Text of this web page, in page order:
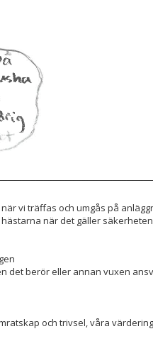
vi träffas och umgås på
när det gäller säkerheten
det berör eller annan vuxen
och trivsel, våra